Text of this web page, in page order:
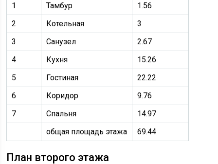
1
Тамбур
1.56
2
Котельная
3
3
Санузел
2.67
4
Кухня
15.26
5
Гостиная
22.22
6
Коридор
9.76
7
Спальня
14.97
общая площадь этажа
69.44
План второго этажа